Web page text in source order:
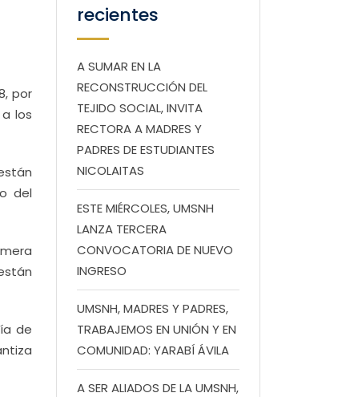
por
los
del
de
recientes
A SUMAR EN LA
RECONSTRUCCIÓN DEL
TEJIDO SOCIAL, INVITA
RECTORA A MADRES Y
PADRES DE ESTUDIANTES
NICOLAITAS
ESTE MIÉRCOLES, UMSNH
LANZA TERCERA
CONVOCATORIA DE NUEVO
INGRESO
UMSNH, MADRES Y PADRES,
TRABAJEMOS EN UNIÓN Y EN
COMUNIDAD: YARABÍ ÁVILA
A SER ALIADOS DE LA UMSNH,